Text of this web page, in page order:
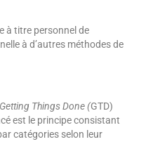
à titre personnel de
à d’autres méthodes de
Getting Things Done (GTD)
est le principe consistant
catégories selon leur